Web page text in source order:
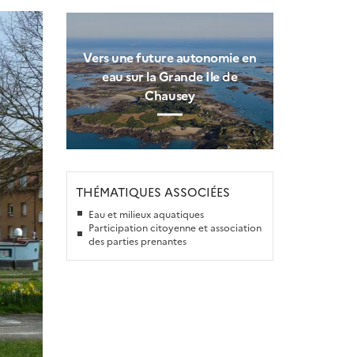
Vers une future autonomie en
eau sur la Grande Ile de
Chausey
THÉMATIQUES ASSOCIÉES
Eau et milieux aquatiques
Participation citoyenne et association
des parties prenantes